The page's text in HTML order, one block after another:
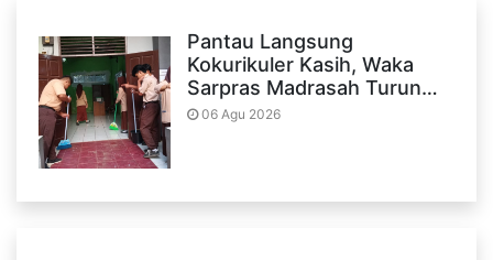
Pantau Langsung
Kokurikuler Kasih, Waka
Sarpras Madrasah Turun…
06 Agu 2026